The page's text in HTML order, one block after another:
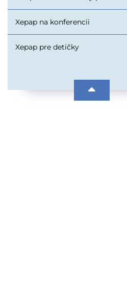
Xepap na konferencii
Xepap pre detičky